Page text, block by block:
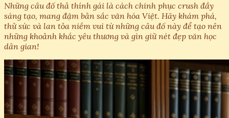
Những câu đố thả thính gái là cách chinh phục crush đầy
sáng tạo, mang đậm bản sắc văn hóa Việt. Hãy khám phá,
thử sức và lan tỏa niềm vui từ những câu đố này để tạo nên
những khoảnh khắc yêu thương và gìn giữ nét đẹp văn học
dân gian!